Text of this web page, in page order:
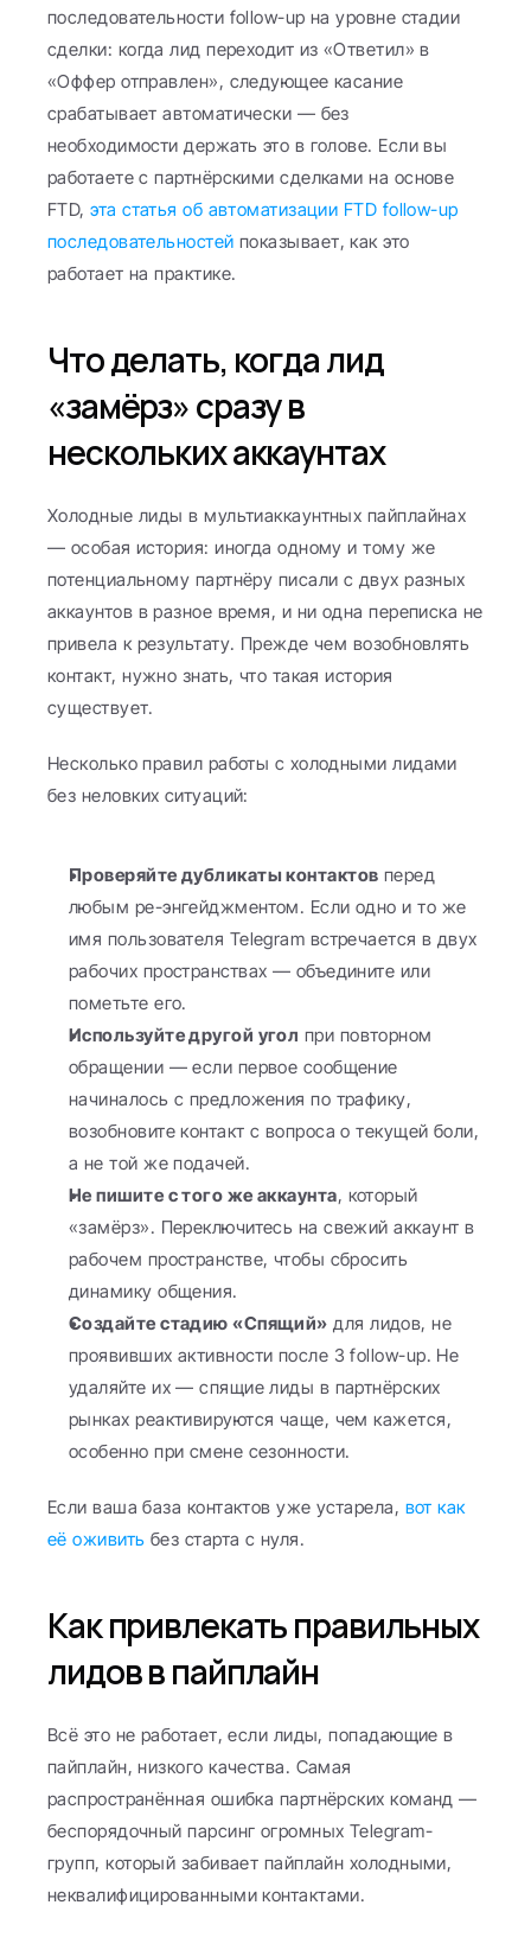
последовательности follow-up на уровне стадии
сделки: когда лид переходит из «Ответил» в
«Оффер отправлен», следующее касание
срабатывает автоматически — без
необходимости держать это в голове. Если вы
работаете с партнёрскими сделками на основе
FTD, эта статья об автоматизации FTD follow-up
последовательностей показывает, как это
работает на практике.
Что делать, когда лид
«замёрз» сразу в
нескольких аккаунтах
Холодные лиды в мультиаккаунтных пайплайнах
— особая история: иногда одному и тому же
потенциальному партнёру писали с двух разных
аккаунтов в разное время, и ни одна переписка не
привела к результату. Прежде чем возобновлять
контакт, нужно знать, что такая история
существует.
Несколько правил работы с холодными лидами
без неловких ситуаций:
Проверяйте дубликаты контактов перед
любым ре-энгейджментом. Если одно и то же
имя пользователя Telegram встречается в двух
рабочих пространствах — объедините или
пометьте его.
Используйте другой угол при повторном
обращении — если первое сообщение
начиналось с предложения по трафику,
возобновите контакт с вопроса о текущей боли,
а не той же подачей.
Не пишите с того же аккаунта, который
«замёрз». Переключитесь на свежий аккаунт в
рабочем пространстве, чтобы сбросить
динамику общения.
Создайте стадию «Спящий» для лидов, не
проявивших активности после 3 follow-up. Не
удаляйте их — спящие лиды в партнёрских
рынках реактивируются чаще, чем кажется,
особенно при смене сезонности.
Если ваша база контактов уже устарела, вот как
её оживить без старта с нуля.
Как привлекать правильных
лидов в пайплайн
Всё это не работает, если лиды, попадающие в
пайплайн, низкого качества. Самая
распространённая ошибка партнёрских команд —
беспорядочный парсинг огромных Telegram-
групп, который забивает пайплайн холодными,
неквалифицированными контактами.